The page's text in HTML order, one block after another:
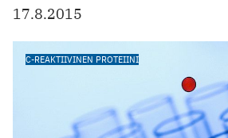
17.8.2015
C-REAKTIIVINEN PROTEIINI